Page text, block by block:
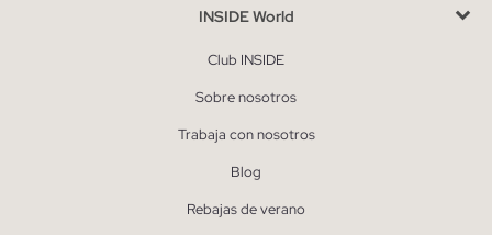
INSIDE World
Club INSIDE
Sobre nosotros
Trabaja con nosotros
Blog
Rebajas de verano